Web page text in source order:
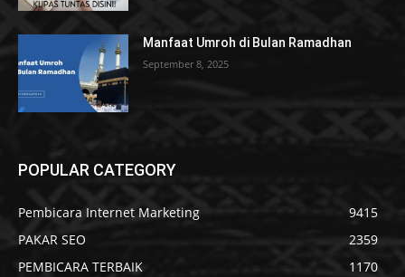
Manfaat Umroh di Bulan Ramadhan
September 8, 2025
POPULAR CATEGORY
Pembicara Internet Marketing
9415
PAKAR SEO
2359
PEMBICARA TERBAIK
1170